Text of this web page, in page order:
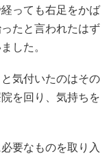
っても右足をかば
たと言われたはず
した。
と気付いたのはその
を回り、気持ちを
要なものを取り入